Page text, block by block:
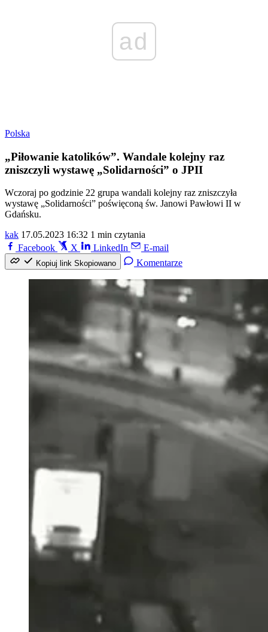
ad
Polska
„Piłowanie katolików”. Wandale kolejny raz
zniszczyli wystawę „Solidarności” o JPII
Wczoraj po godzinie 22 grupa wandali kolejny raz zniszczyła
wystawę „Solidarności” poświęconą św. Janowi Pawłowi II w
Gdańsku.
kak 17.05.2023 16:32 1 min czytania
Facebook
X LinkedIn E-mail
Kopiuj link Skopiowano Komentarze